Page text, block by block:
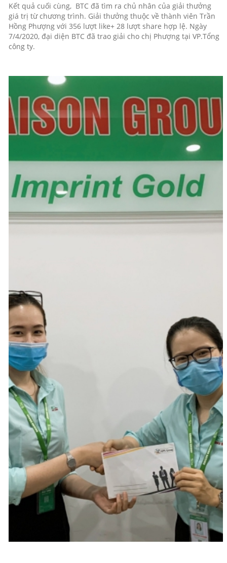
Kết quả cuối cùng, BTC đã tìm ra chủ nhân của giải thưởng
giá trị từ chương trình. Giải thưởng thuộc về thành viên Trần
Hồng Phượng với 356 lượt like+ 28 lượt share hợp lệ. Ngày
7/4/2020, đại diện BTC đã trao giải cho chị Phượng tại VP.Tổng
công ty.